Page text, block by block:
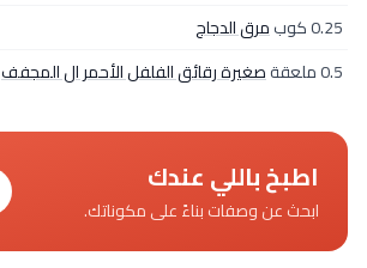
0.25 كوب
مرق الدجاج
0.5 ملعقة
صغيرة رقائق الفلفل الأحمر ال المجفف
اطبخ باللي عندك
ابحث عن وصفات بناءً على مكوناتك.